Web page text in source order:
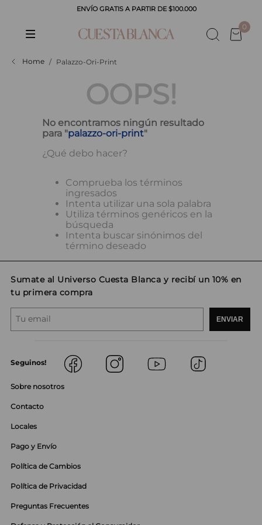
ENVÍO GRATIS A PARTIR DE $100.000
0
Palazzo-Ori-Print
OOPS!
No encontramos ningún resultado
para "palazzo-ori-print"
¿Qué debo hacer?
Comprueba los términos
ingresados
Intenta utilizar una sola palabra
Utiliza términos genéricos en la
búsqueda
Intenta buscar sinónimos del
término deseado
Sumate al Universo Cuesta Blanca y recibí un 10% en
tu primera compra
ENVIAR
Seguinos!
Sobre nosotros
Contacto
Locales
Pago y Envío
Política de Cambios
Política de Privacidad
Preguntas Frecuentes